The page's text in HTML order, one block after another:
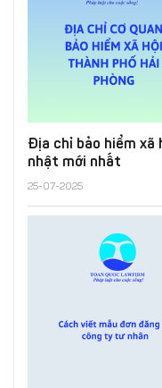
Địa chỉ bảo hiểm xã
nhật mới nhất
25-07-2025